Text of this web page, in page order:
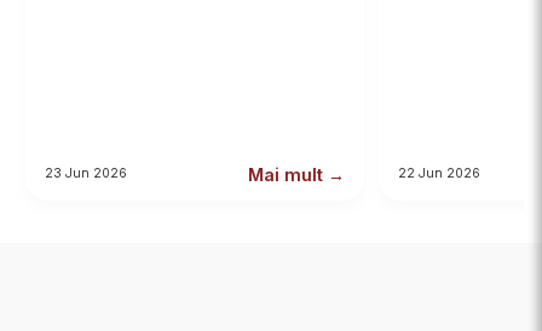
23 Jun 2026 Mai mult → 22 Jun 2026